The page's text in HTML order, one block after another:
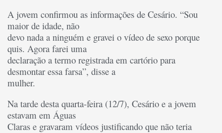
A jovem confirmou as informações de Cesário. “Sou
maior de idade, não
devo nada a ninguém e gravei o vídeo de sexo porque
quis. Agora farei uma
declaração a termo registrada em cartório para
desmontar essa farsa”, disse a
mulher.
Na tarde desta quarta-feira (12/7), Cesário e a jovem
estavam em Águas
Claras e gravaram vídeos justificando que não teria